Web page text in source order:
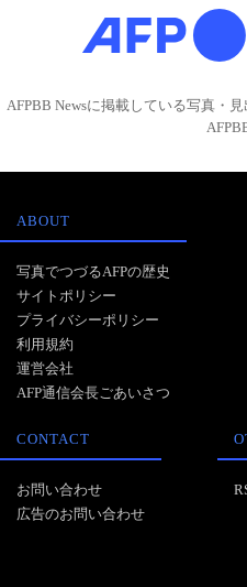
AFPBB Newsに掲載している写真・
ABOUT
写真でつづるAFPの歴史
サイトポリシー
プライバシーポリシー
利用規約
運営会社
AFP通信会長ごあいさつ
CONTACT
お問い合わせ
広告のお問い合わせ